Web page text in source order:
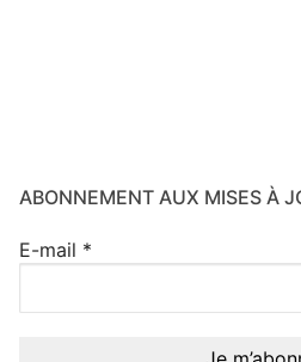
ABONNEMENT AUX MISES À
E-mail *